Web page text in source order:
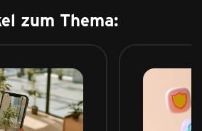
zum Thema: